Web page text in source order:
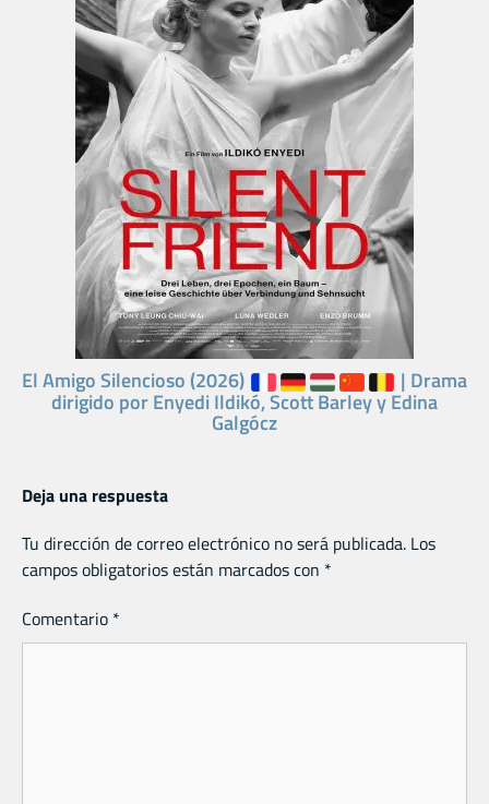
El Amigo Silencioso (2026) | Drama
dirigido por Enyedi Ildikó, Scott Barley y Edina
Galgócz
Deja una respuesta
Tu dirección de correo electrónico no será publicada. Los
campos obligatorios están marcados con *
Comentario *